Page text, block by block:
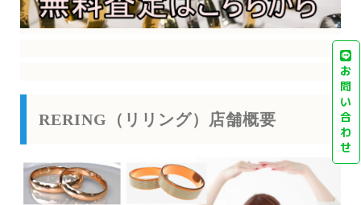
RERING（リリング）店舗概要
お
問
い
合
わ
せ